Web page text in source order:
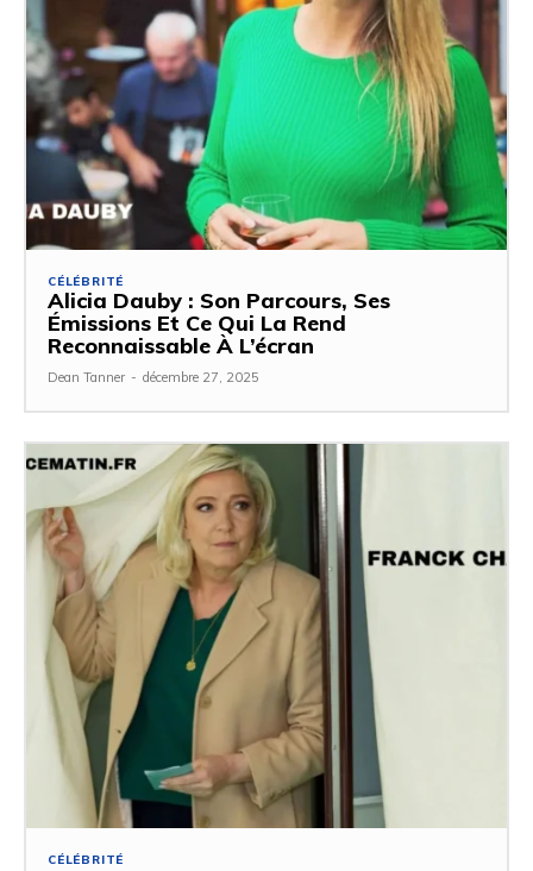
CÉLÉBRITÉ
Alicia Dauby : Son Parcours, Ses
Émissions Et Ce Qui La Rend
Reconnaissable À L’écran
Dean Tanner - décembre 27, 2025
CÉLÉBRITÉ